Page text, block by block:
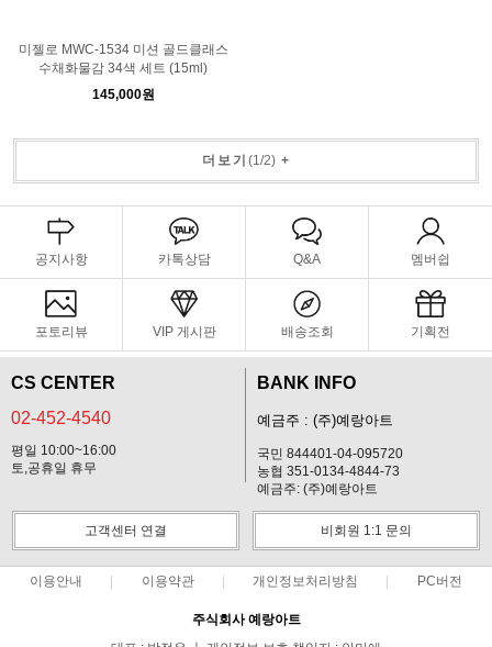
미젤로 MWC-1534 미션 골드클래스
수채화물감 34색 세트 (15ml)
145,000원
더보기 (1/2)+
공지사항 카톡상담 Q&A 멤버쉽
포토리뷰 VIP 게시판 배송조회 기획전
CS CENTER
02-452-4540
평일 10:00~16:00
토,공휴일 휴무
BANK INFO
예금주 : (주)예랑아트
국민 844401-04-095720
농협 351-0134-4844-73
예금주: (주)예랑아트
고객센터 연결 비회원 1:1 문의
이용안내 이용약관 개인정보처리방침 PC버전
주식회사 예랑아트